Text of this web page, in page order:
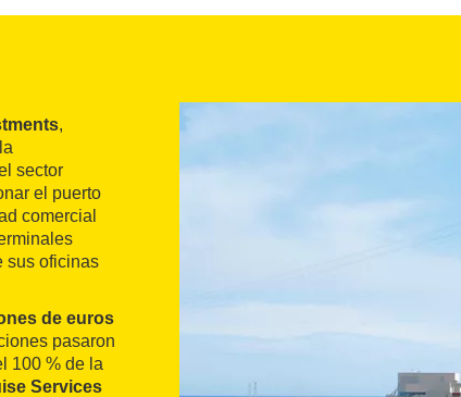
,
sector
el puerto
comercial
sus oficinas
de euros
pasaron
100 % de la
Services